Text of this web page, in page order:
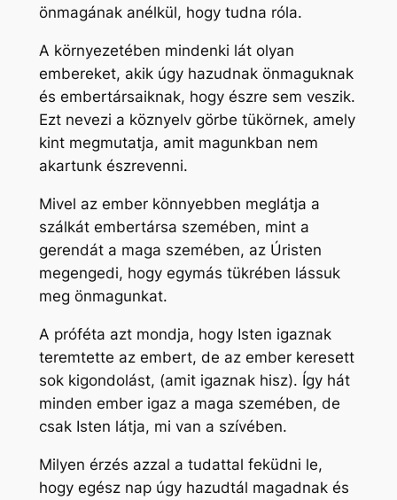
önmagának anélkül, hogy tudna róla.
A környezetében mindenki lát olyan
embereket, akik úgy hazudnak önmaguknak
és embertársaiknak, hogy észre sem veszik.
Ezt nevezi a köznyelv görbe tükörnek, amely
kint megmutatja, amit magunkban nem
akartunk észrevenni.
Mivel az ember könnyebben meglátja a
szálkát embertársa szemében, mint a
gerendát a maga szemében, az Úristen
megengedi, hogy egymás tükrében lássuk
meg önmagunkat.
A próféta azt mondja, hogy Isten igaznak
teremtette az embert, de az ember keresett
sok kigondolást, (amit igaznak hisz). Így hát
minden ember igaz a maga szemében, de
csak Isten látja, mi van a szívében.
Milyen érzés azzal a tudattal feküdni le,
hogy egész nap úgy hazudtál magadnak és